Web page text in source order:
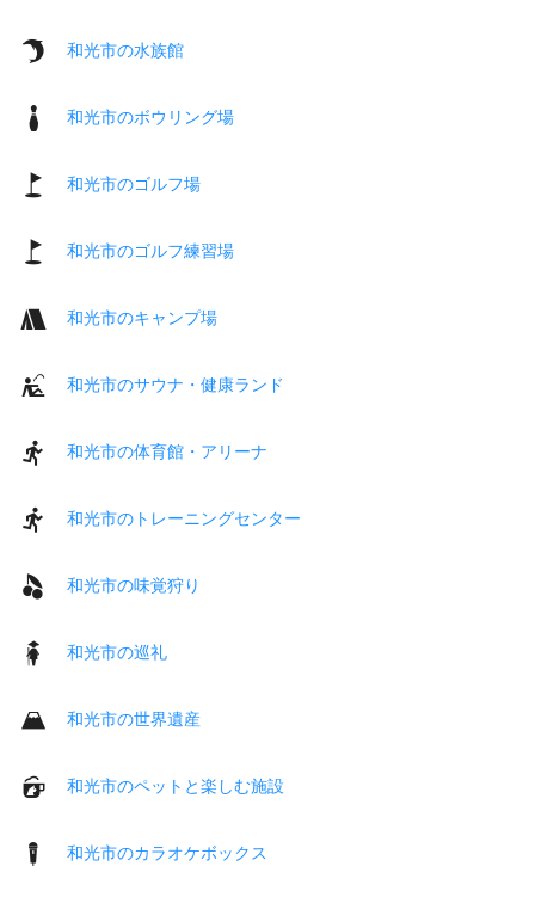
和光市の水族館
和光市のボウリング場
和光市のゴルフ場
和光市のゴルフ練習場
和光市のキャンプ場
和光市のサウナ・健康ランド
和光市の体育館・アリーナ
和光市のトレーニングセンター
和光市の味覚狩り
和光市の巡礼
和光市の世界遺産
和光市のペットと楽しむ施設
和光市のカラオケボックス